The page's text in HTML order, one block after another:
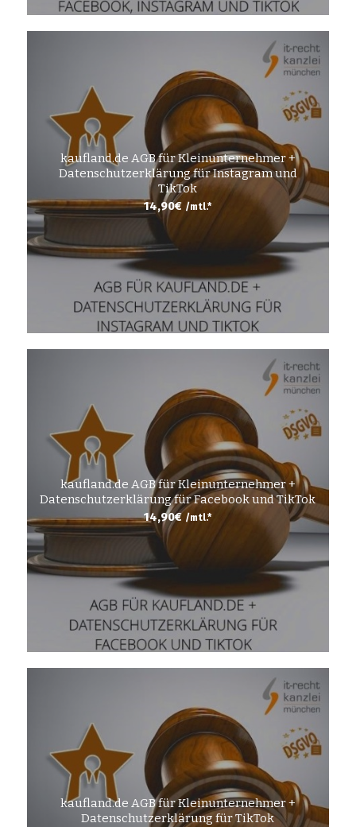
kaufland.de AGB für Kleinunternehmer +
Datenschutzerklärung für Instagram und
TikTok
14,90€ /mtl.*
kaufland.de AGB für Kleinunternehmer +
Datenschutzerklärung für Facebook und TikTok
14,90€ /mtl.*
kaufland.de AGB für Kleinunternehmer +
Datenschutzerklärung für TikTok